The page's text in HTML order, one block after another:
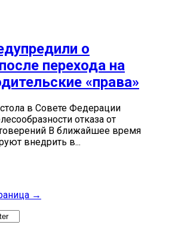
о
перехода на
«права»
в Совете Федерации
отказа от
В ближайшее время
внедрить в...
→